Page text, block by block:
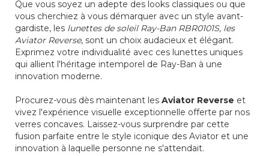
Que vous soyez un adepte des looks classiques ou que
vous cherchiez à vous démarquer avec un style avant-
gardiste, les lunettes de soleil Ray-Ban RBR0101S, les
Aviator Reverse, sont un choix audacieux et élégant.
Exprimez votre individualité avec ces lunettes uniques
qui allient l'héritage intemporel de Ray-Ban à une
innovation moderne.
Procurez-vous dès maintenant les Aviator Reverse et
vivez l'expérience visuelle exceptionnelle offerte par nos
verres concaves. Laissez-vous surprendre par cette
fusion parfaite entre le style iconique des Aviator et une
innovation à laquelle personne ne s'attendait.